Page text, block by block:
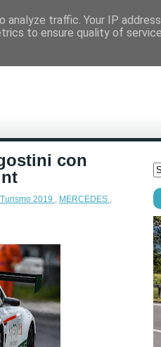
con
2019 , MERCEDES ,
traffic. Your IP
to ensure quality of